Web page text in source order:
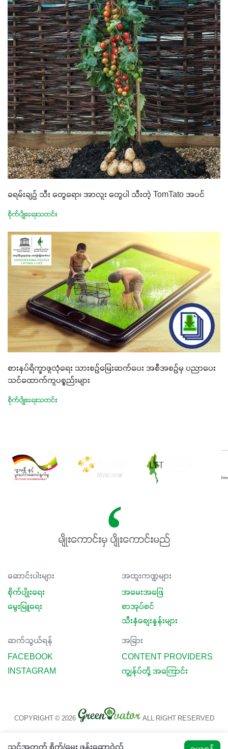
ခရမ်းချဉ် သီး တွေရော၊ အာလူး တွေပါ သီးတဲ့ TomTato အပင်
စိုက်ပျိုးရေးသတင်း
စားနပ်ရိက္ခာဖူလုံရေး သားစဉ်မြေးဆက်ပေး အစီအစဉ်မှ ပညာပေး
သင်ထောက်ကူပစ္စည်းများ
စိုက်ပျိုးရေးသတင်း
မျိုးကောင်းမှ ပျိုးကောင်းမည်
ဆောင်းပါးများ
စိုက်ပျိုးရေး
မွေးမြူရေး
အထူးကဏ္ဍများ
အမေးအဖြေ
စာအုပ်စင်
သီးနှံစျေးနှုန်းများ
ဆက်သွယ်ရန်
FACEBOOK
INSTAGRAM
အခြား
CONTENT PROVIDERS
ကျွန်ုပ်တို့ အကြောင်း
COPYRIGHT © 2026 ALL RIGHT RESERVED